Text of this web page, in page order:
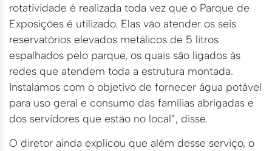
rotatividade é realizada toda vez que o Parque de
Exposições é utilizado. Elas vão atender os seis
reservatórios elevados metálicos de 5 litros
espalhados pelo parque, os quais são ligados às
redes que atendem toda a estrutura montada.
Instalamos com o objetivo de fornecer água potável
para uso geral e consumo das famílias abrigadas e
dos servidores que estão no local”, disse.
O diretor ainda explicou que além desse serviço, o